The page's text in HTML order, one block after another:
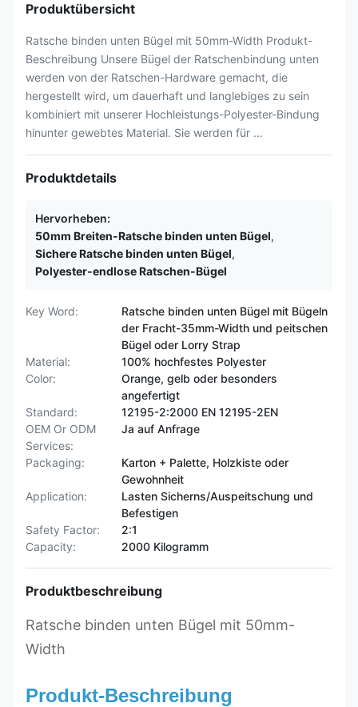
Produktübersicht
Ratsche binden unten Bügel mit 50mm-Width Produkt-
Beschreibung Unsere Bügel der Ratschenbindung unten
werden von der Ratschen-Hardware gemacht, die
hergestellt wird, um dauerhaft und langlebiges zu sein
kombiniert mit unserer Hochleistungs-Polyester-Bindung
hinunter gewebtes Material. Sie werden für ...
Produktdetails
Hervorheben:
50mm Breiten-Ratsche binden unten Bügel,
Sichere Ratsche binden unten Bügel,
Polyester-endlose Ratschen-Bügel
Key Word:
Ratsche binden unten Bügel mit Bügeln
der Fracht-35mm-Width und peitschen
Bügel oder Lorry Strap
Material:
100% hochfestes Polyester
Color:
Orange, gelb oder besonders
angefertigt
Standard:
12195-2:2000 EN 12195-2EN
OEM Or ODM
Services:
Ja auf Anfrage
Packaging:
Karton + Palette, Holzkiste oder
Gewohnheit
Application:
Lasten Sicherns/Auspeitschung und
Befestigen
Safety Factor:
2:1
Capacity:
2000 Kilogramm
Produktbeschreibung
Ratsche binden unten Bügel mit 50mm-
Width
Produkt-Beschreibung